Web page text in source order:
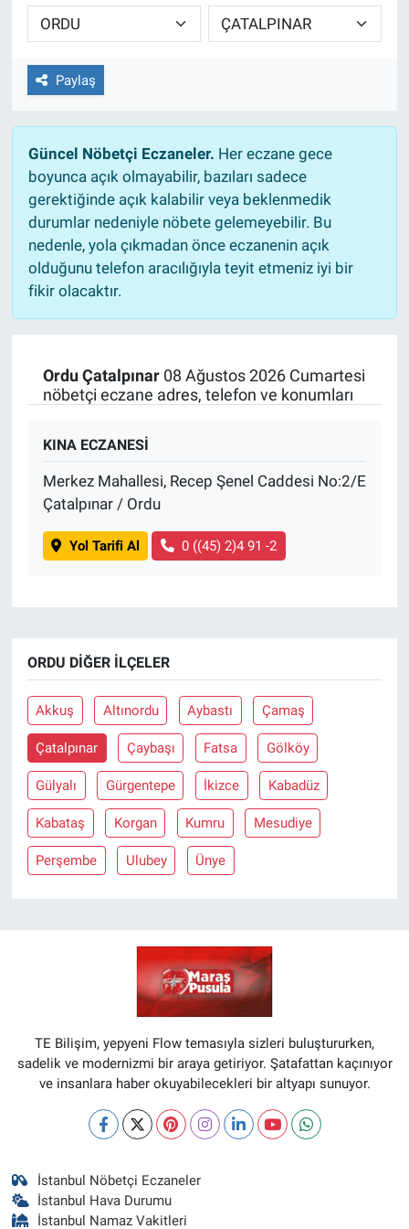
Paylaş
Güncel Nöbetçi Eczaneler. Her eczane gece
boyunca açık olmayabilir, bazıları sadece
gerektiğinde açık kalabilir veya beklenmedik
durumlar nedeniyle nöbete gelemeyebilir. Bu
nedenle, yola çıkmadan önce eczanenin açık
olduğunu telefon aracılığıyla teyit etmeniz iyi bir
fikir olacaktır.
Ordu Çatalpınar08 Ağustos 2026 Cumartesi
nöbetçi eczane adres, telefon ve konumları
KINA ECZANESİ
Merkez Mahallesi, Recep Şenel Caddesi No:2/E
Çatalpınar / Ordu
Yol Tarifi Al 0 ((45) 2)4 91 -2
ORDU DIĞER İLÇELER
Akkuş Altınordu Aybastı Çamaş
Çatalpınar Çaybaşı Fatsa Gölköy
Gülyalı Gürgentepe İkizce Kabadüz
Kabataş Korgan Kumru Mesudiye
Perşembe Ulubey Ünye
TE Bilişim, yepyeni Flow temasıyla sizleri buluştururken,
sadelik ve modernizmi bir araya getiriyor. Şatafattan kaçınıyor
ve insanlara haber okuyabilecekleri bir altyapı sunuyor.
İstanbul Nöbetçi Eczaneler
İstanbul Hava Durumu
İstanbul Namaz Vakitleri
TEKNOLOJİ
Dünya
İlçeler
MAGAZİN
Bilim, Teknoloji
ASAYİŞ
EĞİTİM
BİLİM VE TEKNOLOJİ
Güvenlik
Bölge